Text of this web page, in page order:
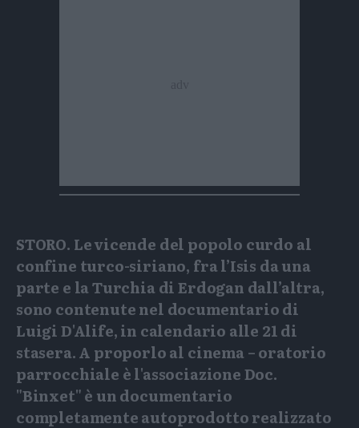
STORO. Le vicende del popolo curdo al
confine turco-siriano, fra l’Isis da una
parte e la Turchia di Erdogan dall’altra,
sono contenute nel documentario di
Luigi D'Alife, in calendario alle 21 di
stasera. A proporlo al cinema – oratorio
parrocchiale è l'associazione Doc.
"Binxet" è un documentario
completamente autoprodotto realizzato